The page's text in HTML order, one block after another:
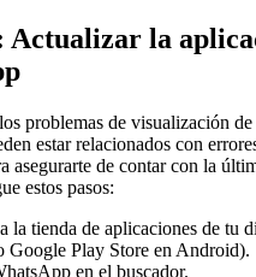
Actualizar la
problemas de visualización de
estar relacionados con
asegurarte de contar con la
estos pasos:
la tienda de aplicaciones de tu
Google Play Store en Android).
en el buscador.